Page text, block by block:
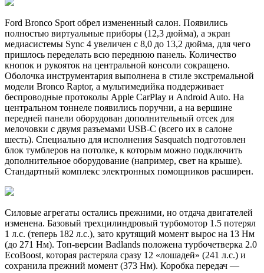
Ford Bronco Sport обрел измененный салон. Появились
полностью виртуальные приборы (12,3 дюйма), а экран
медиасистемы Sync 4 увеличен с 8,0 до 13,2 дюйма, для чего
пришлось переделать всю переднюю панель. Количество
кнопок и рукояток на центральной консоли сокращено.
Оболочка инструментария выполнена в стиле экстремальной
модели Bronco Raptor, а мультимедийка поддерживает
беспроводные протоколы Apple CarPlay и Android Auto. На
центральном тоннеле появились поручни, а на вершине
передней панели оборудован дополнительный отсек для
мелочовки с двумя разъемами USB-C (всего их в салоне
шесть). Специально для исполнения Sasquatch подготовлен
блок тумблеров на потолке, к которым можно подключить
дополнительное оборудование (например, свет на крыше).
Стандартный комплекс электронных помощников расширен.
Силовые агрегаты остались прежними, но отдача двигателей
изменена. Базовый трехцилиндровый турбомотор 1.5 потерял
1 л.с. (теперь 182 л.с.), зато крутящий момент вырос на 13 Нм
(до 271 Нм). Топ-версии Badlands положена турбочетверка 2.0
EcoBoost, которая растеряла сразу 12 «лошадей» (241 л.с.) и
сохранила прежний момент (373 Нм). Коробка передач —